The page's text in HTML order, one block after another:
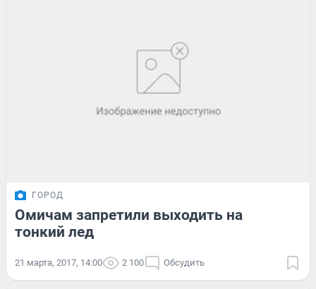
ГОРОД
Омичам запретили выходить на
тонкий лед
21 марта, 2017, 14:00 2 100 Обсудить